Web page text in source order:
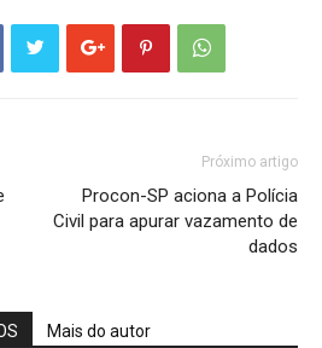
Próximo artigo
Procon-SP aciona a Polícia
Civil para apurar vazamento de
dados
Mais do autor